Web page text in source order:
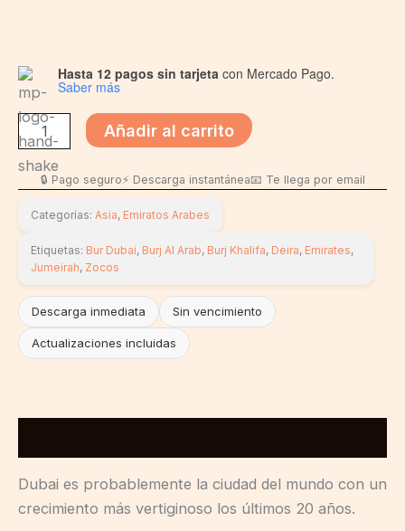
Hasta 12 pagos sin tarjeta con Mercado Pago.
Saber más
Añadir al carrito
🔒 Pago seguro⚡ Descarga instantánea📧 Te llega por email
Categorías: Asia, Emiratos Arabes
Etiquetas: Bur Dubai, Burj Al Arab, Burj Khalifa, Deira, Emirates,
Jumeirah, Zocos
Descarga inmediata Sin vencimiento
Actualizaciones incluidas
Dubai es probablemente la ciudad del mundo con un
crecimiento más vertiginoso los últimos 20 años.